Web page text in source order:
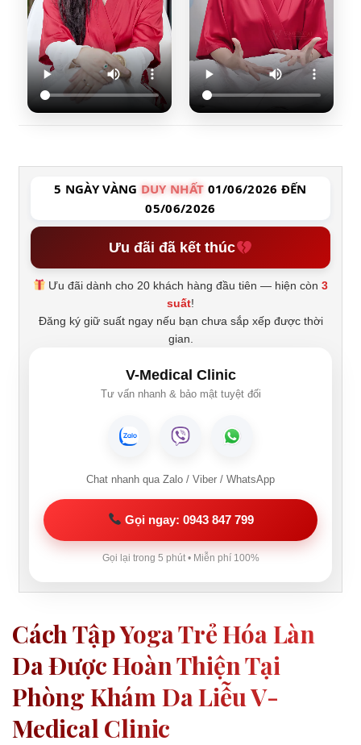
5 NGÀY VÀNG DUY NHẤT 01/06/2026 ĐẾN
05/06/2026
Ưu đãi đã kết thúc
Ưu đãi dành cho 20 khách hàng đầu tiên — hiện còn3
suất!
Đăng ký giữ suất ngay nếu bạn chưa sắp xếp được thời
gian.
V-Medical Clinic
Tư vấn nhanh & bảo mật tuyệt đối
Chat nhanh qua Zalo / Viber / WhatsApp
Gọi ngay: 0943 847 799
Gọi lại trong 5 phút • Miễn phí 100%
Cách Tập Yoga Trẻ Hóa Làn
Da Được Hoàn Thiện Tại
Phòng Khám Da Liễu V-
Medical Clinic